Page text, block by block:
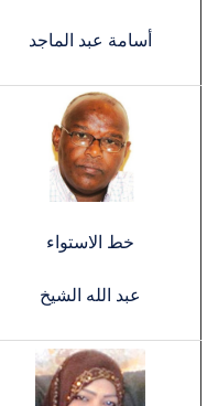
أسامة عبد الماجد
خط الاستواء
عبد الله الشيخ